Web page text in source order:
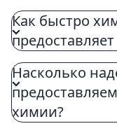
Как быстро
Насколько
химии?